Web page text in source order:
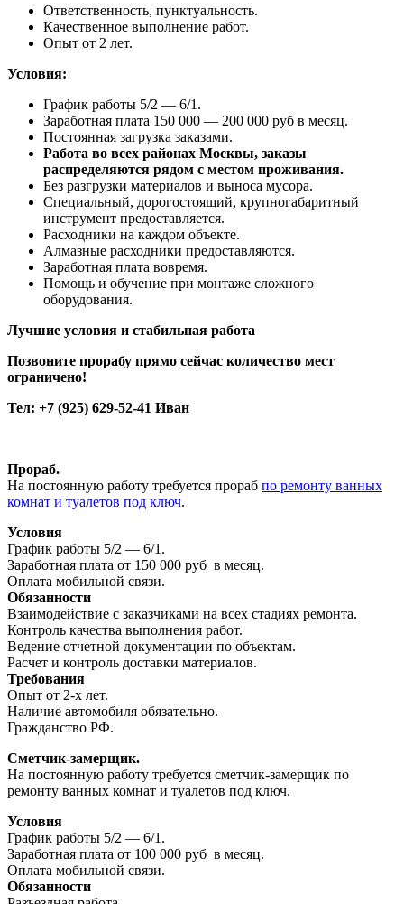
Ответственность, пунктуальность.
Качественное выполнение работ.
Опыт от 2 лет.
Условия:
График работы 5/2 — 6/1.
Заработная плата 150 000 — 200 000 руб в месяц.
Постоянная загрузка заказами.
Работа во всех районах Москвы, заказы
распределяются рядом с местом проживания.
Без разгрузки материалов и выноса мусора.
Специальный, дорогостоящий, крупногабаритный
инструмент предоставляется.
Расходники на каждом объекте.
Алмазные расходники предоставляются.
Заработная плата вовремя.
Помощь и обучение при монтаже сложного
оборудования.
Лучшие условия и стабильная работа
Позвоните прорабу прямо сейчас количество мест
ограничено!
Тел: +7 (925) 629-52-41 Иван
Прораб.
На постоянную работу требуется прораб по ремонту ванных
комнат и туалетов под ключ.
Условия
График работы 5/2 — 6/1.
Заработная плата от 150 000 руб в месяц.
Оплата мобильной связи.
Обязанности
Взаимодействие с заказчиками на всех стадиях ремонта.
Контроль качества выполнения работ.
Ведение отчетной документации по объектам.
Расчет и контроль доставки материалов.
Требования
Опыт от 2-х лет.
Наличие автомобиля обязательно.
Гражданство РФ.
Сметчик-замерщик.
На постоянную работу требуется сметчик-замерщик по
ремонту ванных комнат и туалетов под ключ.
Условия
График работы 5/2 — 6/1.
Заработная плата от 100 000 руб в месяц.
Оплата мобильной связи.
Обязанности